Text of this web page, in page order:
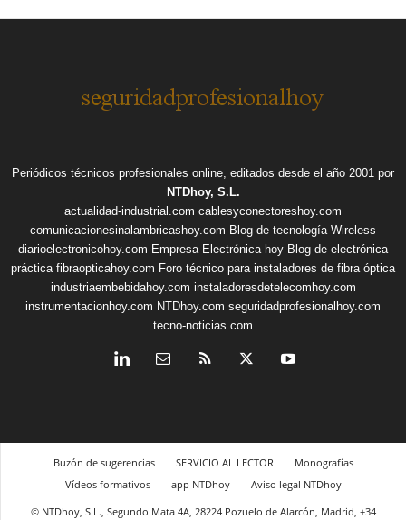
Periódicos técnicos profesionales online, editados desde el año 2001 por
NTDhoy, S.L.
actualidad-industrial.com cablesyconectoreshoy.com
comunicacionesinalambricashoy.com Blog de tecnología Wireless
diarioelectronicohoy.com Empresa Electrónica hoy Blog de electrónica
práctica fibraopticahoy.com Foro técnico para instaladores de fibra óptica
industriaembebidahoy.com instaladoresdetelecomhoy.com
instrumentacionhoy.com NTDhoy.com seguridadprofesionalhoy.com
tecno-noticias.com
Buzón de sugerencias SERVICIO AL LECTOR
Monografías
Vídeos formativos
app NTDhoy
Aviso legal NTDhoy
© NTDhoy, S.L., Segundo Mata 4A, 28224 Pozuelo de Alarcón, Madrid, +34